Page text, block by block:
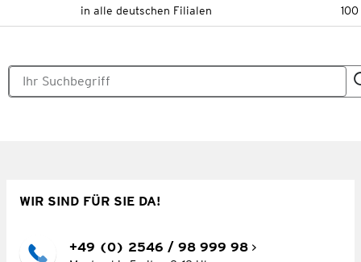
in alle deutschen Filialen
WIR SIND FÜR SIE DA!
+49 (0) 2546 / 98 999 98